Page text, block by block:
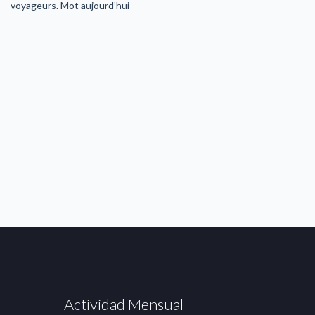
voyageurs. Mot aujourd’hui
Actividad Mensual